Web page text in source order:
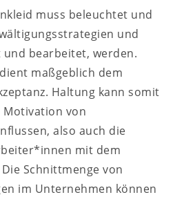
muss beleuchtet und
und
bearbeitet, werden.
maßgeblich dem
Haltung kann somit
von
also auch die
mit dem
Schnittmenge von
im Unternehmen können